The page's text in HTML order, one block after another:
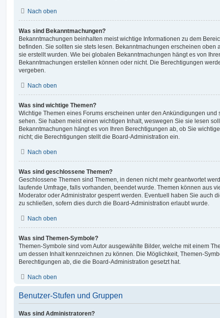
Nach oben
Was sind Bekanntmachungen?
Bekanntmachungen beinhalten meist wichtige Informationen zu dem
befinden. Sie sollten sie stets lesen. Bekanntmachungen erscheinen oben
sie erstellt wurden. Wie bei globalen Bekanntmachungen hängt es von
Bekanntmachungen erstellen können oder nicht. Die Berechtigungen
vergeben.
Nach oben
Was sind wichtige Themen?
Wichtige Themen eines Forums erscheinen unter den Ankündigungen und
sehen. Sie haben meist einen wichtigen Inhalt, weswegen Sie sie lesen
Bekanntmachungen hängt es von Ihren Berechtigungen ab, ob Sie
nicht; die Berechtigungen stellt die Board-Administration ein.
Nach oben
Was sind geschlossene Themen?
Geschlossene Themen sind Themen, in denen nicht mehr geantwortet
laufende Umfrage, falls vorhanden, beendet wurde. Themen können aus
Moderator oder Administrator gesperrt werden. Eventuell haben Sie auch
zu schließen, sofern dies durch die Board-Administration erlaubt wurde.
Nach oben
Was sind Themen-Symbole?
Themen-Symbole sind vom Autor ausgewählte Bilder, welche mit einem
um dessen Inhalt kennzeichnen zu können. Die Möglichkeit, Themen-
Berechtigungen ab, die die Board-Administration gesetzt hat.
Nach oben
Benutzer-Stufen und Gruppen
Was sind Administratoren?